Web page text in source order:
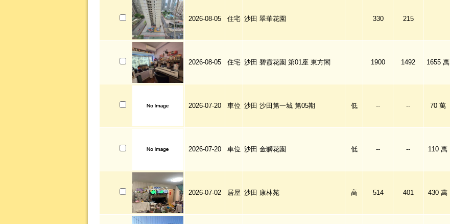
2026-08-05 住宅 沙田 翠華花園 330 215
2026-08-05 住宅 沙田 碧霞花園 第01座 東方閣 1900 1492 1655 萬
2026-07-20 車位 沙田 沙田第一城 第05期 低 -- -- 70 萬
2026-07-20 車位 沙田 金獅花園 低 -- -- 110 萬
2026-07-02 居屋 沙田 康林苑 高 514 401 430 萬